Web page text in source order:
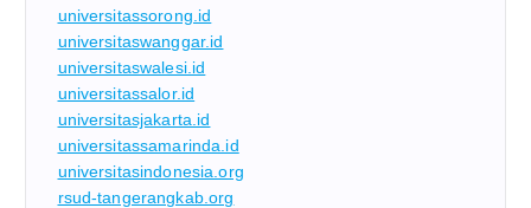
universitassorong.id
universitaswanggar.id
universitaswalesi.id
universitassalor.id
universitasjakarta.id
universitassamarinda.id
universitasindonesia.org
rsud-tangerangkab.org